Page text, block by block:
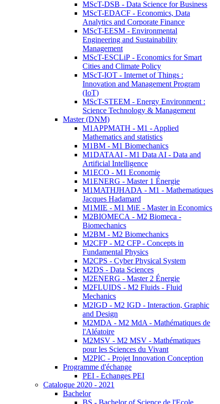
MScT-DSB - Data Science for Business
MScT-EDACF - Economics, Data
Analytics and Corporate Finance
MScT-EESM - Environmental
Engineering and Sustainability
Management
MScT-ESCLiP - Economics for Smart
Cities and Climate Policy
MScT-IOT - Internet of Things :
Innovation and Management Program
(IoT)
MScT-STEEM - Energy Environment :
Science Technology & Management
Master (DNM)
M1APPMATH - M1 - Applied
Mathematics and statistics
M1BM - M1 Biomechanics
M1DATAAI - M1 Data AI - Data and
Artificial Intelligence
M1ECO - M1 Economie
M1ENERG - Master 1 Énergie
M1MATHJHADA - M1 - Mathematiques
Jacques Hadamard
M1MIE - M1 MiE - Master in Economics
M2BIOMECA - M2 Biomeca -
Biomechanics
M2BM - M2 Biomechanics
M2CFP - M2 CFP - Concepts in
Fundamental Physics
M2CPS - Cyber Physical System
M2DS - Data Sciences
M2ENERG - Master 2 Énergie
M2FLUIDS - M2 Fluids - Fluid
Mechanics
M2IGD - M2 IGD - Interaction, Graphic
and Design
M2MDA - M2 MdA - Mathématiques de
l'Aléatoire
M2MSV - M2 MSV - Mathématiques
pour les Sciences du Vivant
M2PIC - Projet Innovation Conception
Programme d'échange
PEI - Echanges PEI
Catalogue 2020 - 2021
Bachelor
BS - Bachelor of Science de l'Ecole